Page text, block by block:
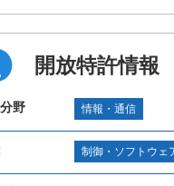
開放特許情報
野 情報・通信
制御・ソフトウェ